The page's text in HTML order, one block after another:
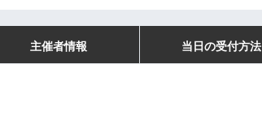
主催者情報 当日の受付方法